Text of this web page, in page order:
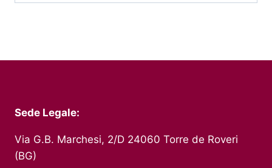
Sede Legale:
Via G.B. Marchesi, 2/D 24060 Torre de Roveri
(BG)